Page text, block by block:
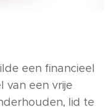
een financieel
van een vrije
lid te